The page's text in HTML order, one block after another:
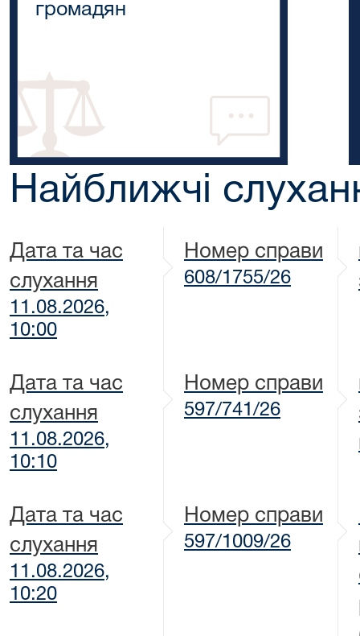
громадян
Найближчі
Дата та час
слухання
11.08.2026,
10:00
Номер справи
608/1755/26
Дата та час
слухання
11.08.2026,
10:10
Номер справи
597/741/26
Дата та час
слухання
11.08.2026,
10:20
Номер справи
597/1009/26